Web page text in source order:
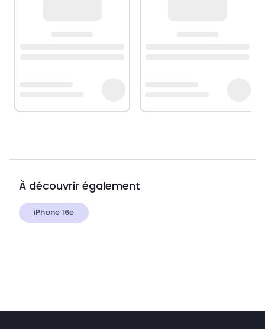
À découvrir également
iPhone 16e